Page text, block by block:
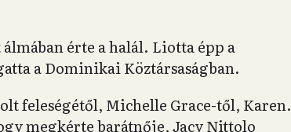
érte a halál. Liotta épp a
a Dominikai Köztársaságban.
feleségétől, Michelle Grace-től, Karen.
megkérte barátnője, Jacy Nittolo